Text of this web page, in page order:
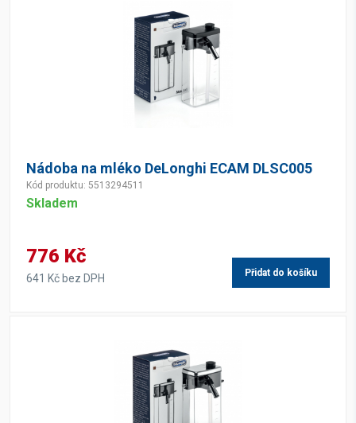
Nádoba na mléko DeLonghi ECAM DLSC005
Kód produktu: 5513294511
Skladem
776 Kč
641 Kč bez DPH Přidat do košíku